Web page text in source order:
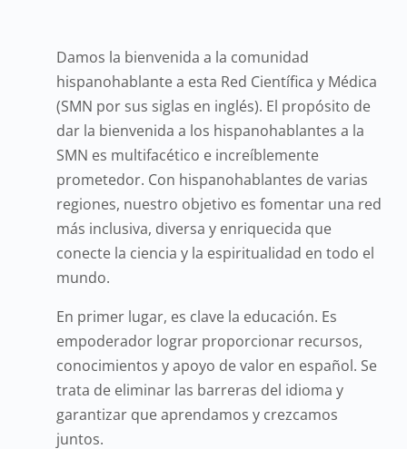
Damos la bienvenida a la comunidad
hispanohablante a esta Red Científica y Médica
(SMN por sus siglas en inglés). El propósito de
dar la bienvenida a los hispanohablantes a la
SMN es multifacético e increíblemente
prometedor. Con hispanohablantes de varias
regiones, nuestro objetivo es fomentar una red
más inclusiva, diversa y enriquecida que
conecte la ciencia y la espiritualidad en todo el
mundo.
En primer lugar, es clave la educación. Es
empoderador lograr proporcionar recursos,
conocimientos y apoyo de valor en español. Se
trata de eliminar las barreras del idioma y
garantizar que aprendamos y crezcamos
juntos.